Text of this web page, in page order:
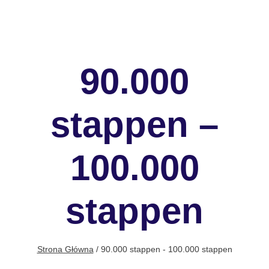
90.000
stappen –
100.000
stappen
Strona Główna / 90.000 stappen - 100.000 stappen